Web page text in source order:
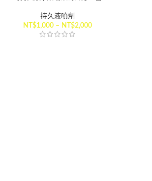
持久液噴劑
NT$1,000 – NT$2,000